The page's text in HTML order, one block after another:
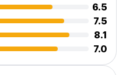
6.5
7.5
8.1
7.0